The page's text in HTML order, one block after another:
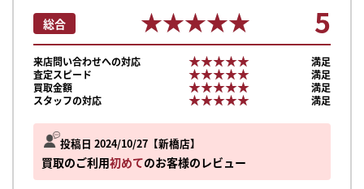
投稿日 2024/10/27 新橋店
買取のご利用初めてのお客様のレビュー
総合 ★★★★★
★★★★★ 5
来店問い合わせへの対応 ★★★★★
★★★★★
満足
査定スピード
★★★★★
★★★★★
満足
買取金額
★★★★★
★★★★★
満足
スタッフの対応
★★★★★
★★★★★ 満足